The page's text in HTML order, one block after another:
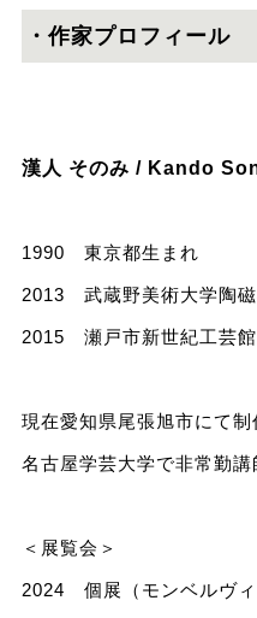
・作家プロフィール
漢人 そのみ / Kando
1990 東京都生まれ
2013 武蔵野美術大学陶磁
2015 瀬戸市新世紀工芸館
現在愛知県尾張旭市にて制
名古屋学芸大学で非常勤講
＜展覧会＞
2024 個展（モンベルヴィ